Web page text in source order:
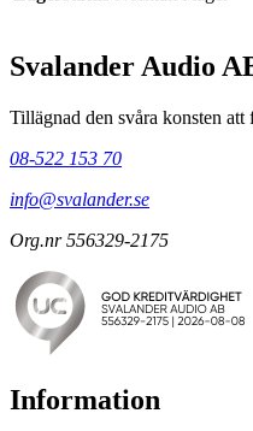
Svalander Audio
Tillägnad den svåra konsten att
08-522 153 70
info@svalander.se
Org.nr 556329-2175
Information